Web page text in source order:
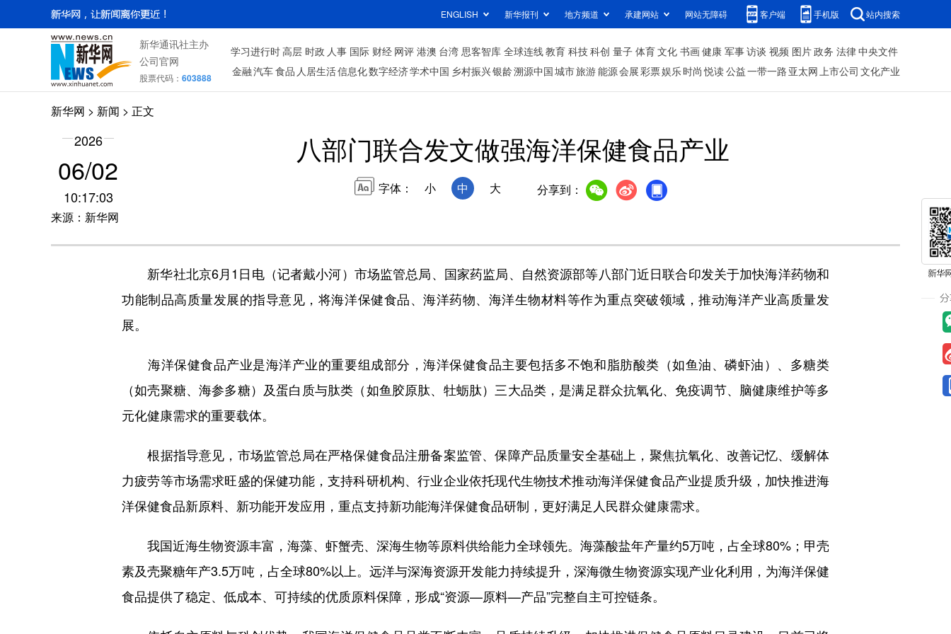
ENGLISH 新华报刊 地方频道 承建网站 网站无障碍 客户端 手机版 站内搜索
新华通讯社主办
公司官网
股票代码： 603888
学习进行时高层 时政 人事 国际 财经 网评 港澳 台湾 思客智库 全球连线教育 科技科创 量子 体育文化 书画健康 军事访谈 视频 图片政务 法律中央文件
金融汽车食品 人居生活信息化数字经济学术中国 乡村振兴银龄溯源中国城市旅游能源会展彩票娱乐时尚 悦读公益一带一路 亚太网上市公司 文化产业
新华网 > 新闻 > 正文
2026
06/02
10:17:03
来源：新华网
八部门联合发文做强海洋保健食品产业
字体： 小 中 大 分享到：
新华社北京6月1日电（记者戴小河）市场监管总局、国家药监局、自然资源部等八部门近日联合印发关于加快海洋药物和
功能制品高质量发展的指导意见，将海洋保健食品、海洋药物、海洋生物材料等作为重点突破领域，推动海洋产业高质量发
展。
海洋保健食品产业是海洋产业的重要组成部分，海洋保健食品主要包括多不饱和脂肪酸类（如鱼油、磷虾油）、多糖类
（如壳聚糖、海参多糖）及蛋白质与肽类（如鱼胶原肽、牡蛎肽）三大品类，是满足群众抗氧化、免疫调节、脑健康维护等多
元化健康需求的重要载体。
根据指导意见，市场监管总局在严格保健食品注册备案监管、保障产品质量安全基础上，聚焦抗氧化、改善记忆、缓解体
力疲劳等市场需求旺盛的保健功能，支持科研机构、行业企业依托现代生物技术推动海洋保健食品产业提质升级，加快推进海
洋保健食品新原料、新功能开发应用，重点支持新功能海洋保健食品研制，更好满足人民群众健康需求。
我国近海生物资源丰富，海藻、虾蟹壳、深海生物等原料供给能力全球领先。海藻酸盐年产量约5万吨，占全球80%；甲壳
素及壳聚糖年产3.5万吨，占全球80%以上。远洋与深海资源开发能力持续提升，深海微生物资源实现产业化利用，为海洋保健
食品提供了稳定、低成本、可持续的优质原料保障，形成“资源—原料—产品”完整自主可控链条。